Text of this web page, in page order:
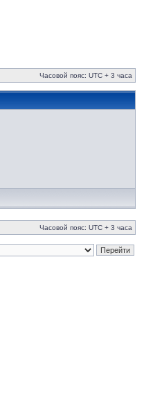
Часовой пояс: UTC + 3 часа
Часовой пояс: UTC + 3 часа